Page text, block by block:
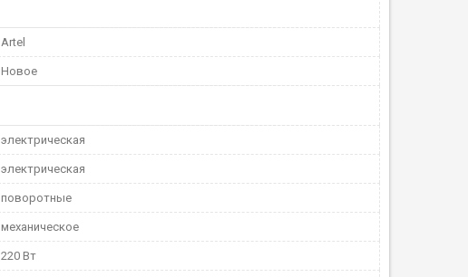
Artel
Новое
электрическая
электрическая
поворотные
механическое
220 Вт